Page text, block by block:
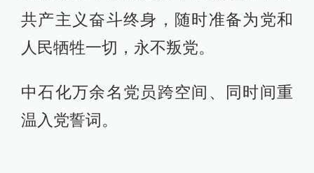
共产主义奋斗终身，随时准备为党和
人民牺牲一切，永不叛党。
中石化万余名党员跨空间、同时间重
温入党誓词。